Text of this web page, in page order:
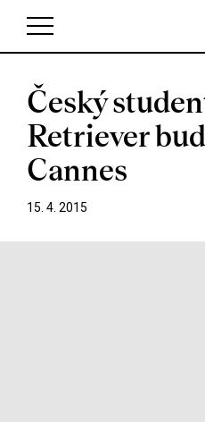
V košíku
Český
Retriever
Cannes
15. 4. 2015